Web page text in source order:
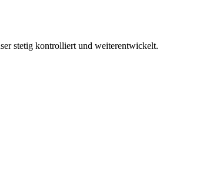
stetig kontrolliert und weiterentwickelt.